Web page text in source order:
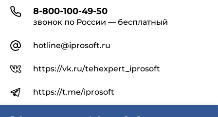
анализ требований и расчет нормативных
параметров.
Проектная и отчетная
документация для
специалистов в строительстве
Система разработана для:
проектировщиков;
ГИПов, ГАПов, специалистов по экспертизе
8-800-100-49-50
звонок по России — бесплатный
hotline@iprosoft.ru
https://vk.ru/tehexpert_iprosoft
https://t.me/iprosoft